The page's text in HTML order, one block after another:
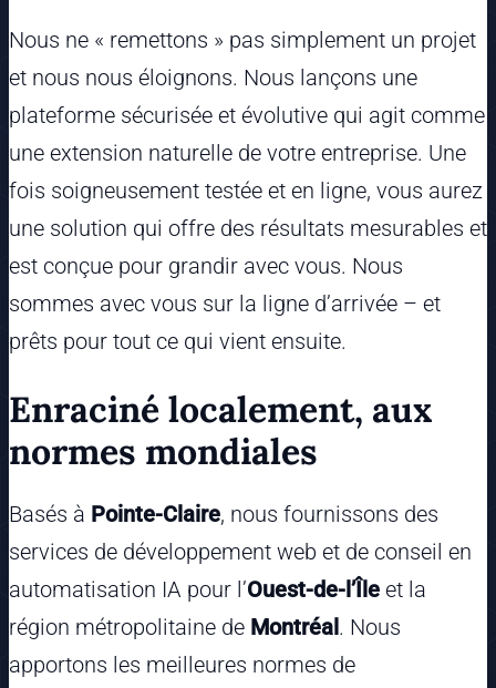
Nous ne « remettons » pas simplement un projet
et nous nous éloignons. Nous lançons une
plateforme sécurisée et évolutive qui agit comme
une extension naturelle de votre entreprise. Une
fois soigneusement testée et en ligne, vous aurez
une solution qui offre des résultats mesurables et
est conçue pour grandir avec vous. Nous
sommes avec vous sur la ligne d’arrivée – et
prêts pour tout ce qui vient ensuite.
Enraciné localement, aux
normes mondiales
Basés à Pointe-Claire, nous fournissons des
services de développement web et de conseil en
automatisation IA pour l’Ouest-de-l’Île et la
région métropolitaine de Montréal. Nous
apportons les meilleures normes de